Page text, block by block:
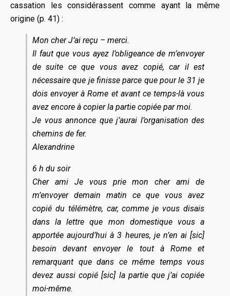
cassation les considérassent comme ayant la même
origine (p. 41) :
Mon cher J’ai reçu – merci.
Il faut que vous ayez l’obligeance de m’envoyer
de suite ce que vous avez copié, car il est
nécessaire que je finisse parce que pour le 31 je
dois envoyer à Rome et avant ce temps-là vous
avez encore à copier la partie copiée par moi.
Je vous annonce que j’aurai l’organisation des
chemins de fer.
Alexandrine
6 h du soir
Cher ami Je vous prie mon cher ami de
m’envoyer demain matin ce que vous avez
copié du télémètre, car, comme je vous disais
dans la lettre que mon domestique vous a
apportée aujourd’hui à 3 heures, je n’en ai [sic]
besoin devant envoyer le tout à Rome et
remarquant que dans ce même temps vous
devez aussi copié [sic] la partie que j’ai copiée
moi-même.